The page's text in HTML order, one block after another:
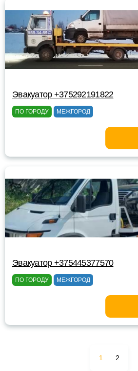
Эвакуатор +375292191822
ПО ГОРОДУ МЕЖГОРОД
Эвакуатор +375445377570
ПО ГОРОДУ МЕЖГОРОД
1 2